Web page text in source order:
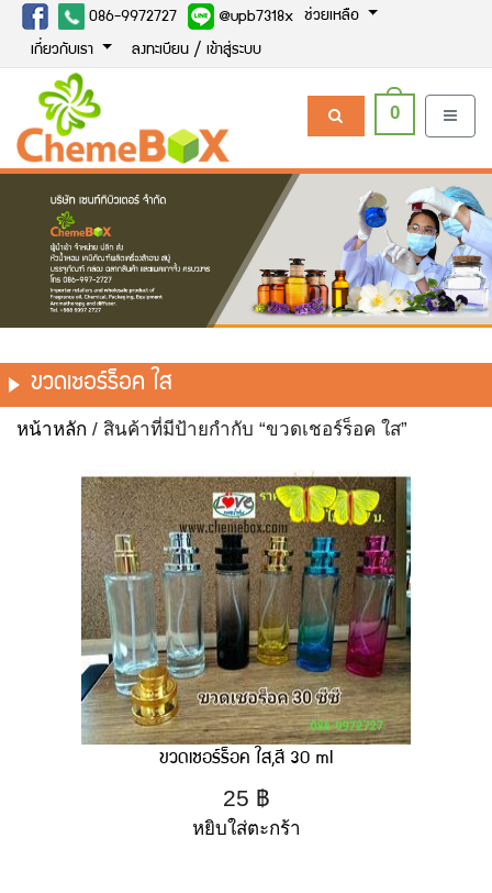
086-9972727 @upb7318x ช่วยเหลือ
เกี่ยวกับเรา ลงทะเบียน / เข้าสู่ระบบ
0
ขวดเชอร์ร็อค ใส
หน้าหลัก / สินค้าที่มีป้ายกำกับ “ขวดเชอร์ร็อค ใส”
ขวดเชอร์ร็อค ใส,สี 30 ml
25 ฿
หยิบใส่ตะกร้า